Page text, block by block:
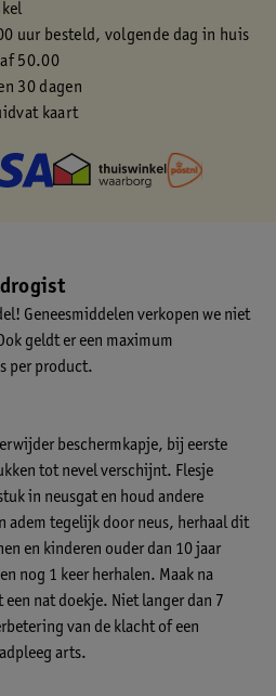
uur besteld, volgende dag in huis
50.00
30 dagen
kaart
Geneesmiddelen verkopen we niet
geldt er een maximum
per product.
beschermkapje, bij eerste
tot nevel verschijnt. Flesje
in neusgat en houd andere
adem tegelijk door neus, herhaal dit
en kinderen ouder dan 10 jaar
nog 1 keer herhalen. Maak na
nat doekje. Niet langer dan 7
van de klacht of een
arts.